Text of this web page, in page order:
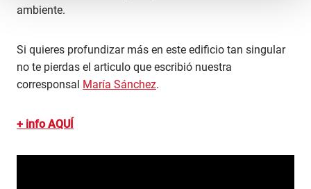
ambiente.
Si quieres profundizar más en este edificio tan singular
no te pierdas el articulo que escribió nuestra
corresponsal María Sánchez.
+ info AQUÍ